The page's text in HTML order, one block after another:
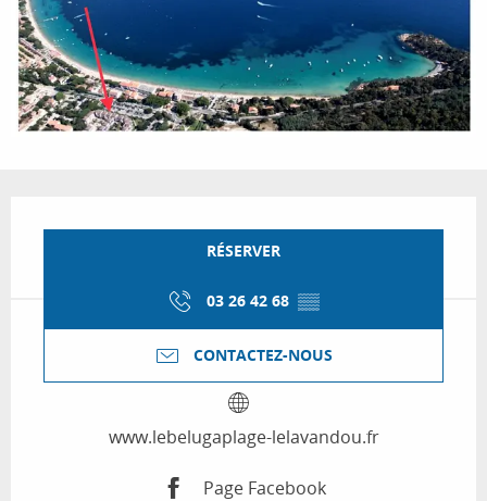
RÉSERVER
03 26 42 68 ▒▒
CONTACTEZ-NOUS
www.lebelugaplage-lelavandou.fr
Page Facebook